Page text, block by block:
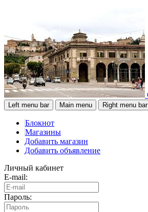
Left menu bar Main menu Right menu bar
Блокнот
Магазины
Добавить магазин
Добавить объявление
Личный кабинет
E-mail:
Пароль: